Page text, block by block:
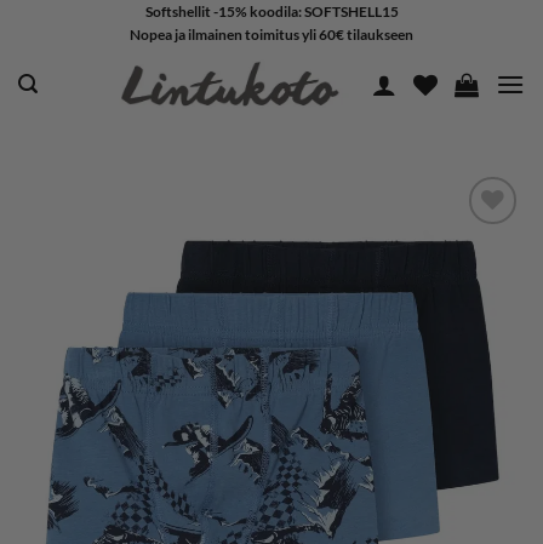
content
Softshellit -15% koodila: SOFTSHELL15
Nopea ja ilmainen toimitus yli 60€ tilaukseen
SUOSIKKEIHIN